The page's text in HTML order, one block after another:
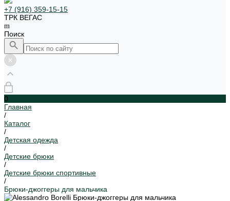
+7 (916) 359-15-15
ТРК ВЕГАС
Поиск
0
Главная
/
Каталог
/
Детская одежда
/
Детские брюки
/
Детские брюки спортивные
/
Брюки-джоггеры для мальчика